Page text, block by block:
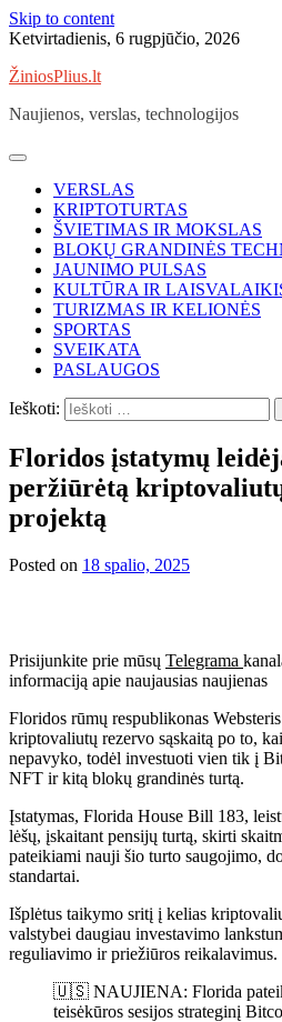
Skip to content
Ketvirtadienis, 6 rugpjūčio, 2026
ŽiniosPlius.lt
Naujienos, verslas, technologijos
VERSLAS
KRIPTOTURTAS
ŠVIETIMAS IR MOKSLAS
BLOKŲ GRANDINĖS
JAUNIMO PULSAS
KULTŪRA IR
TURIZMAS IR KELIONĖS
SPORTAS
SVEIKATA
PASLAUGOS
Ieškoti:
Floridos įstatymų
peržiūrėtą
projektą
Posted on 18 spalio, 2025
Prisijunkite prie mūsų Telegrama
informaciją apie naujausias naujienas
Floridos rūmų respublikonas
kriptovaliutų rezervo sąskaitą po to,
nepavyko, todėl investuoti vien tik į
NFT ir kitą blokų grandinės turtą.
Įstatymas, Florida House Bill 183,
lėšų, įskaitant pensijų turtą, skirti
pateikiami nauji šio turto saugojimo,
standartai.
Išplėtus taikymo sritį į kelias
valstybei daugiau investavimo
reguliavimo ir priežiūros reikalavimus.
🇺🇸 NAUJIENA: Florida
teisėkūros sesijos strateginį